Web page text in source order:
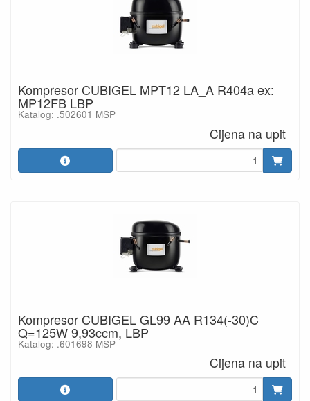
Kompresor CUBIGEL MPT12 LA_A R404a ex:
MP12FB LBP
Katalog: .502601 MSP
Cijena na upit
Kompresor CUBIGEL GL99 AA R134(-30)C
Q=125W 9,93ccm, LBP
Katalog: .601698 MSP
Cijena na upit